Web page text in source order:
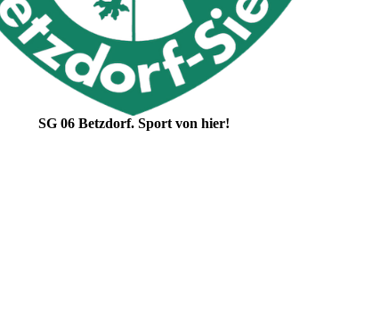
SG 06 Betzdorf. Sport von hier!